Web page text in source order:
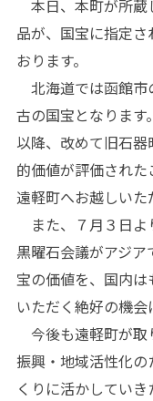
本日、本町が所蔵
品が、国宝に指定
おります。
北海道では函館市
古の国宝となりま
以降、改めて旧石
的価値が評価され
遠軽町へお越しいた
また、７月３日よ
黒曜石会議がアジ
宝の価値を、国内
いただく絶好の機会
今後も遠軽町が取
振興・地域活性化
くりに活かしていき